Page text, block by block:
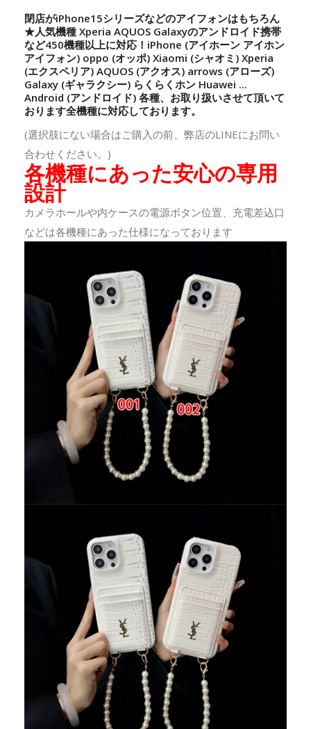
閉店がiPhone15シリーズなどのアイフォンはもちろん
★人気機種 Xperia AQUOS Galaxyのアンドロイド携帯
など450機種以上に対応！iPhone (アイホーン アイホン
アイフォン) oppo (オッポ) Xiaomi (シャオミ) Xperia
(エクスペリア) AQUOS (アクオス) arrows (アローズ)
Galaxy (ギャラクシー) らくらくホン Huawei ...
Android (アンドロイド) 各種、お取り扱いさせて頂いて
おります全機種に対応しております。
(選択肢にない場合はご購入の前、弊店のLINEにお問い
合わせください。)
各機種にあった安心の専用
設計
カメラホールや内ケースの電源ボタン位置、充電差込口
などは各機種にあった仕様になっております